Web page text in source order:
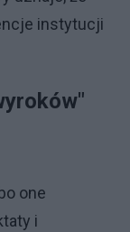
instytucji
one
i